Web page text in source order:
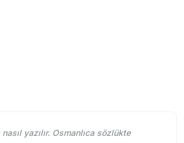
yazılır. Osmanlıca sözlükte